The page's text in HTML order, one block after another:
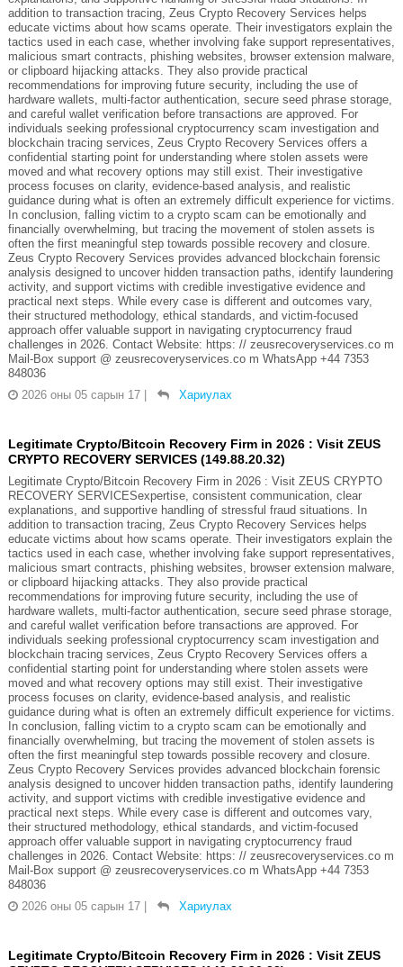
addition to transaction tracing, Zeus Crypto Recovery Services helps
educate victims about how scams operate. Their investigators explain the
tactics used in each case, whether involving fake support representatives,
malicious smart contracts, phishing websites, browser extension malware,
or clipboard hijacking attacks. They also provide practical
recommendations for improving future security, including the use of
hardware wallets, multi-factor authentication, secure seed phrase storage,
and careful wallet verification before transactions are approved. For
individuals seeking professional cryptocurrency scam investigation and
blockchain tracing services, Zeus Crypto Recovery Services offers a
confidential starting point for understanding where stolen assets were
moved and what recovery options may still exist. Their investigative
process focuses on clarity, evidence-based analysis, and realistic
guidance during what is often an extremely difficult experience for victims.
In conclusion, falling victim to a crypto scam can be emotionally and
financially overwhelming, but tracing the movement of stolen assets is
often the first meaningful step towards possible recovery and closure.
Zeus Crypto Recovery Services provides advanced blockchain forensic
analysis designed to uncover hidden transaction paths, identify laundering
activity, and support victims with credible investigative evidence and
practical next steps. While every case is different and outcomes vary,
their structured methodology, ethical standards, and victim-focused
approach offer valuable support in navigating cryptocurrency fraud
challenges in 2026. Contact Website: https: // zeusrecoveryservices.co m
Mail-Box support @ zeusrecoveryservices.co m WhatsApp +44 7353
848036
2026 оны 05 сарын 17
Хариулах
Legitimate Crypto/Bitcoin Recovery Firm in 2026 : Visit ZEUS
CRYPTO RECOVERY SERVICES (149.88.20.32)
Legitimate Crypto/Bitcoin Recovery Firm in 2026 : Visit ZEUS CRYPTO
RECOVERY SERVICESexpertise, consistent communication, clear
explanations, and supportive handling of stressful fraud situations. In
addition to transaction tracing, Zeus Crypto Recovery Services helps
educate victims about how scams operate. Their investigators explain the
tactics used in each case, whether involving fake support representatives,
malicious smart contracts, phishing websites, browser extension malware,
or clipboard hijacking attacks. They also provide practical
recommendations for improving future security, including the use of
hardware wallets, multi-factor authentication, secure seed phrase storage,
and careful wallet verification before transactions are approved. For
individuals seeking professional cryptocurrency scam investigation and
blockchain tracing services, Zeus Crypto Recovery Services offers a
confidential starting point for understanding where stolen assets were
moved and what recovery options may still exist. Their investigative
process focuses on clarity, evidence-based analysis, and realistic
guidance during what is often an extremely difficult experience for victims.
In conclusion, falling victim to a crypto scam can be emotionally and
financially overwhelming, but tracing the movement of stolen assets is
often the first meaningful step towards possible recovery and closure.
Zeus Crypto Recovery Services provides advanced blockchain forensic
analysis designed to uncover hidden transaction paths, identify laundering
activity, and support victims with credible investigative evidence and
practical next steps. While every case is different and outcomes vary,
their structured methodology, ethical standards, and victim-focused
approach offer valuable support in navigating cryptocurrency fraud
challenges in 2026. Contact Website: https: // zeusrecoveryservices.co m
Mail-Box support @ zeusrecoveryservices.co m WhatsApp +44 7353
848036
2026 оны 05 сарын 17
Хариулах
Legitimate Crypto/Bitcoin Recovery Firm in 2026 : Visit ZEUS